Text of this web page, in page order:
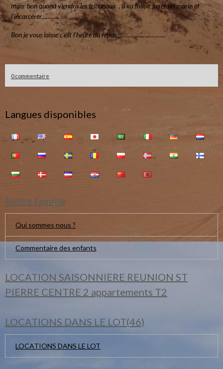
mais bon quand viendra les tribunaux , il va falloir juger un marin et
l’incarcérer………..
Bon je vous laisse c’est l’heure du repas ………………………..
0 commentaire
Langues disponibles
Notre famille
Qui sommes nous ?
Commentaire des enfants
LOCATION SAISONNIERE REUNION ST
PIERRE CENTRE 2 appartements T2
LOCATIONS DANS LE LOT(46)
LOCATIONS DANS LE LOT